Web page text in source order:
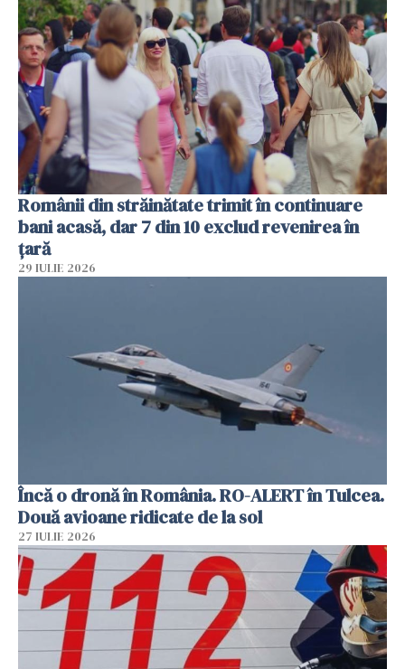
Românii din străinătate trimit în continuare
bani acasă, dar 7 din 10 exclud revenirea în
țară
29 IULIE 2026
Încă o dronă în România. RO-ALERT în Tulcea.
Două avioane ridicate de la sol
27 IULIE 2026